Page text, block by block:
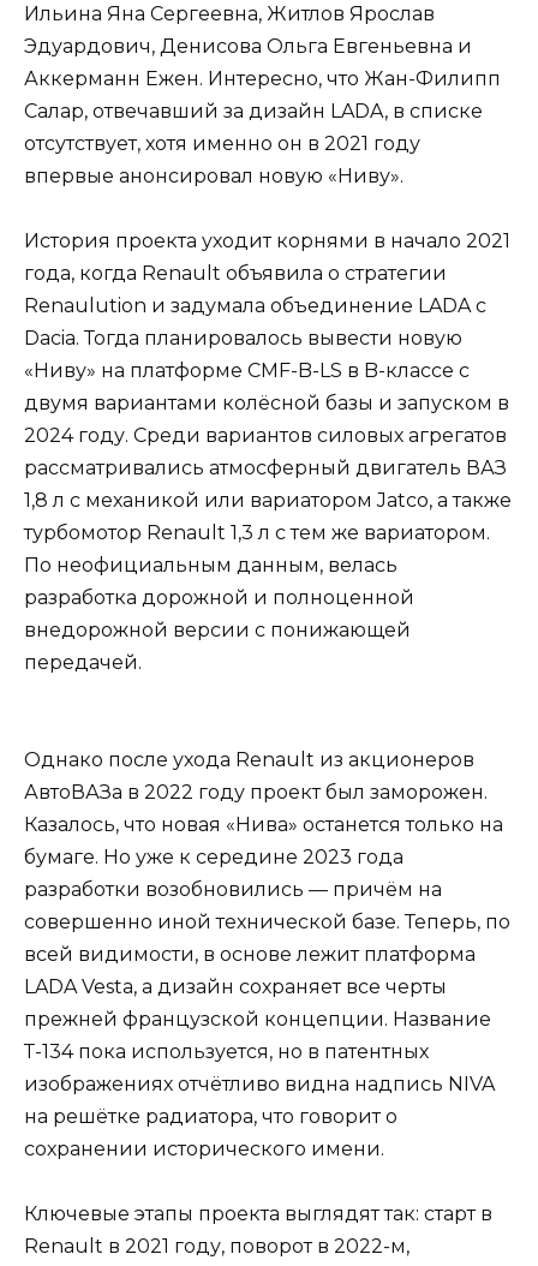
Ильина Яна Сергеевна, Житлов Ярослав
Эдуардович, Денисова Ольга Евгеньевна и
Аккерманн Ежен. Интересно, что Жан-Филипп
Салар, отвечавший за дизайн LADA, в списке
отсутствует, хотя именно он в 2021 году
впервые анонсировал новую «Ниву».
История проекта уходит корнями в начало 2021
года, когда Renault объявила о стратегии
Renaulution и задумала объединение LADA с
Dacia. Тогда планировалось вывести новую
«Ниву» на платформе CMF-B-LS в B-классе с
двумя вариантами колёсной базы и запуском в
2024 году. Среди вариантов силовых агрегатов
рассматривались атмосферный двигатель ВАЗ
1,8 л с механикой или вариатором Jatco, а также
турбомотор Renault 1,3 л с тем же вариатором.
По неофициальным данным, велась
разработка дорожной и полноценной
внедорожной версии с понижающей
передачей.
Однако после ухода Renault из акционеров
АвтоВАЗа в 2022 году проект был заморожен.
Казалось, что новая «Нива» останется только на
бумаге. Но уже к середине 2023 года
разработки возобновились — причём на
совершенно иной технической базе. Теперь, по
всей видимости, в основе лежит платформа
LADA Vesta, а дизайн сохраняет все черты
прежней французской концепции. Название
Т-134 пока используется, но в патентных
изображениях отчётливо видна надпись NIVA
на решётке радиатора, что говорит о
сохранении исторического имени.
Ключевые этапы проекта выглядят так: старт в
Renault в 2021 году, поворот в 2022-м,